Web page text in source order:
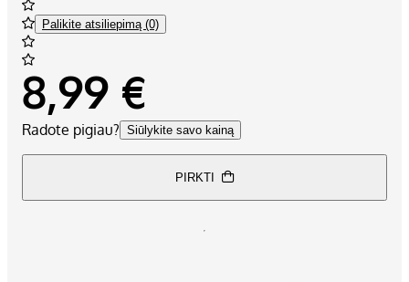
Palikite atsiliepimą (0)
8,99 €
Radote pigiau? Siūlykite savo kainą
PIRKTI